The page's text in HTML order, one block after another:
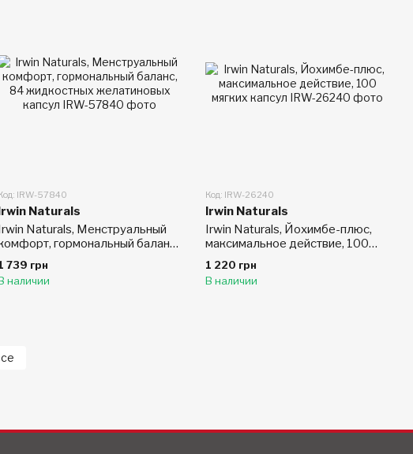
IRW-57840
Naturals
Naturals, Менструальный
гормональный баланс,
84 жидкостных желатиновых
739 грн
наличии
Код: IRW-26240
Irwin Naturals
Irwin Naturals, Йохимбе-плюс,
максимальное действие, 100
мягких капсул
1 220 грн
В наличии